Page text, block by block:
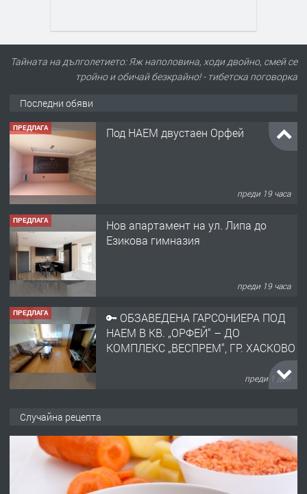
Тайната на дълголетието: Яж наполовина, ходи двойно, смей се
тройно и обичай безкрайно! - тибетска поговорка
Последни обяви
ПРЕДЛАГА
Нов апартамент на ул. Липа до
преди 19 часа
ПРЕДЛАГА
🔑 ОБЗАВЕДЕНА ГАРСОНИЕРА ПОД
НАЕМ В КВ. „ОРФЕЙ“ – ДО
преди 1 ден
ПРЕДЛАГА
НАПЪЛНО ОБЗАВЕДЕН И
ОБОРУДВАН ТРИСТАЕН
АПАРТАМЕНТ В ЦЕНТЪРА НА ГР.
преди 2 дни
преди 2 дни
Случайна рецепта